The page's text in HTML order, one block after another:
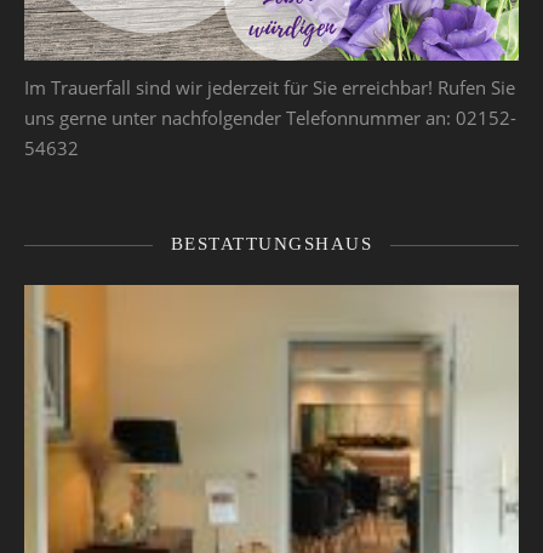
Im Trauerfall sind wir jederzeit für Sie erreichbar! Rufen Sie
uns gerne unter nachfolgender Telefonnummer an: 02152-
54632
BESTATTUNGSHAUS